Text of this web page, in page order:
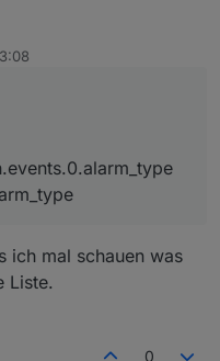
ich mal schauen was
Liste.
0